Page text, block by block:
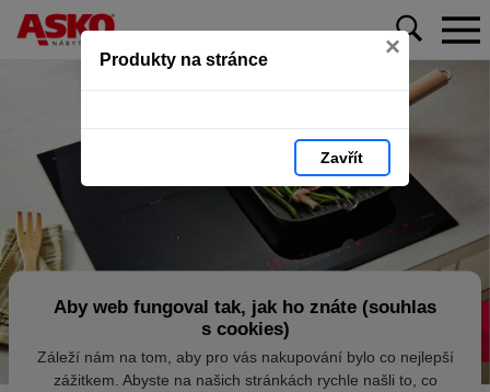
Produkty na stránce ×
Zavřít
Aby web fungoval tak, jak ho znáte (souhlas
s cookies)
Záleží nám na tom, aby pro vás nakupování bylo co nejlepší
zážitkem. Abyste na našich stránkách rychle našli to, co